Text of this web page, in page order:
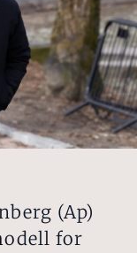
(Ap)
for